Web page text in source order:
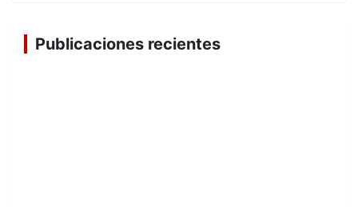
Publicaciones recientes